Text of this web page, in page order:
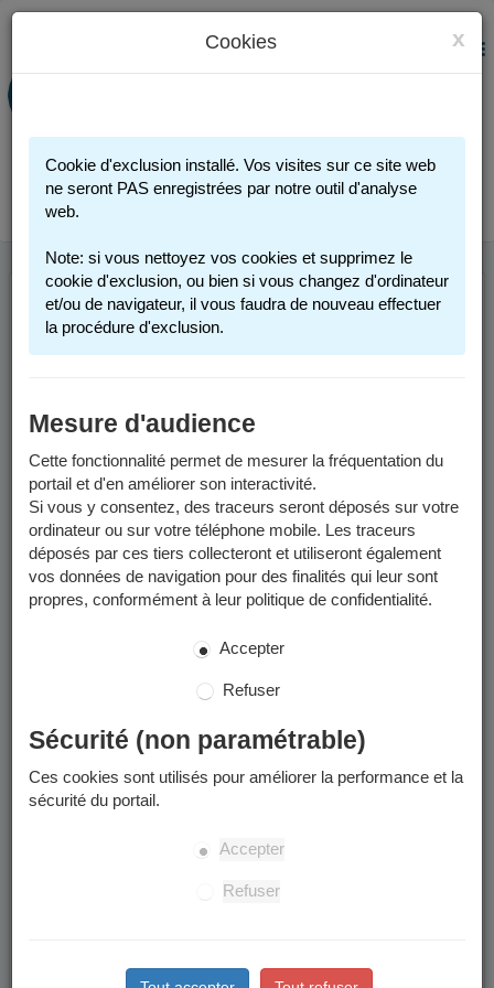
PORTAIL FAMILLE
Connexion
MENU
NOUVEAUTES
Factures
Depuis le 1er juin 2026, les factures sont envoyées par voie
postale par le Service de Gestion Comptable Grenoble-
Métropole et/ou déposées dans votre
Espace Finances
Publiques .
Les factures que vous pouvez consulter sur le Portail Famille
sont uniquement celles émises jusqu'en mai 2026.
Rentrée scolaire 2026 :
inscriptions aux accueils
Vous pouvez dès à présent faire vos inscriptions pour les
accueils périscolaires (accueil du matin, accueil du soir, accueil
du mercredi midi, restauration scolaire) de l'année scolaire
la page "Restauration scolaire et périscolaire
x
Cookies
Cookie d'exclusion installé. Vos visites sur ce site web
ne seront PAS enregistrées par notre outil d'analyse
web.
Note: si vous nettoyez vos cookies et supprimez le
cookie d'exclusion, ou bien si vous changez d'ordinateur
et/ou de navigateur, il vous faudra de nouveau effectuer
la procédure d'exclusion.
Mesure d'audience
Cette fonctionnalité permet de mesurer la fréquentation du
portail et d'en améliorer son interactivité.
Si vous y consentez, des traceurs seront déposés sur votre
ordinateur ou sur votre téléphone mobile. Les traceurs
déposés par ces tiers collecteront et utiliseront également
vos données de navigation pour des finalités qui leur sont
propres, conformément à leur politique de confidentialité.
Accepter
Refuser
Sécurité (non paramétrable)
Ces cookies sont utilisés pour améliorer la performance et la
sécurité du portail.
Accepter
Refuser